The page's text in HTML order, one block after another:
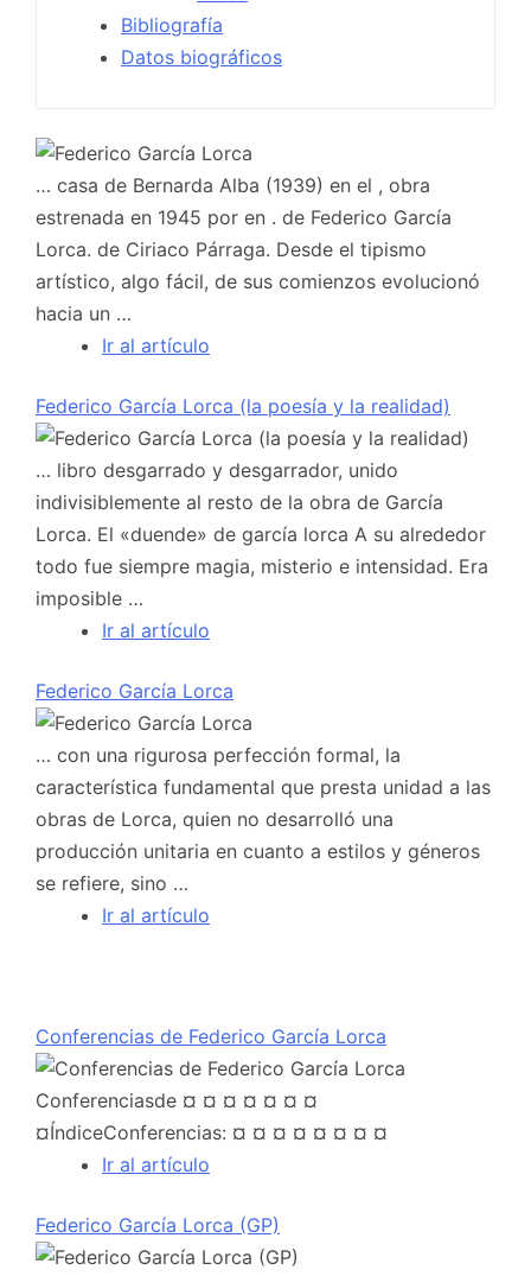
Bibliografía
Datos biográficos
… casa de Bernarda Alba (1939) en el , obra
estrenada en 1945 por en . de Federico García
Lorca. de Ciriaco Párraga. Desde el tipismo
artístico, algo fácil, de sus comienzos evolucionó
hacia un …
Ir al artículo
Federico García Lorca (la poesía y la realidad)
… libro desgarrado y desgarrador, unido
indivisiblemente al resto de la obra de García
Lorca. El «duende» de garcía lorca A su alrededor
todo fue siempre magia, misterio e intensidad. Era
imposible …
Ir al artículo
Federico García Lorca
… con una rigurosa perfección formal, la
característica fundamental que presta unidad a las
obras de Lorca, quien no desarrolló una
producción unitaria en cuanto a estilos y géneros
se refiere, sino …
Ir al artículo
Conferencias de Federico García Lorca
Conferenciasde ¤ ¤ ¤ ¤ ¤ ¤ ¤
¤ÍndiceConferencias: ¤ ¤ ¤ ¤ ¤ ¤ ¤ ¤
Ir al artículo
Federico García Lorca (GP)